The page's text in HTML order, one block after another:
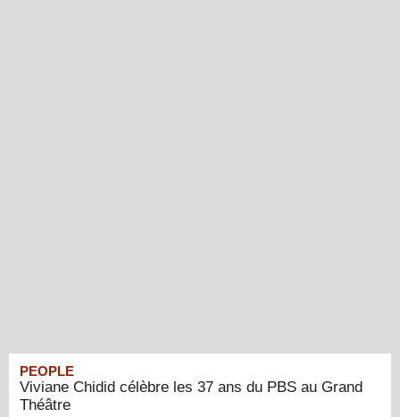
PEOPLE
Viviane Chidid célèbre les 37 ans du PBS au Grand
Théâtre